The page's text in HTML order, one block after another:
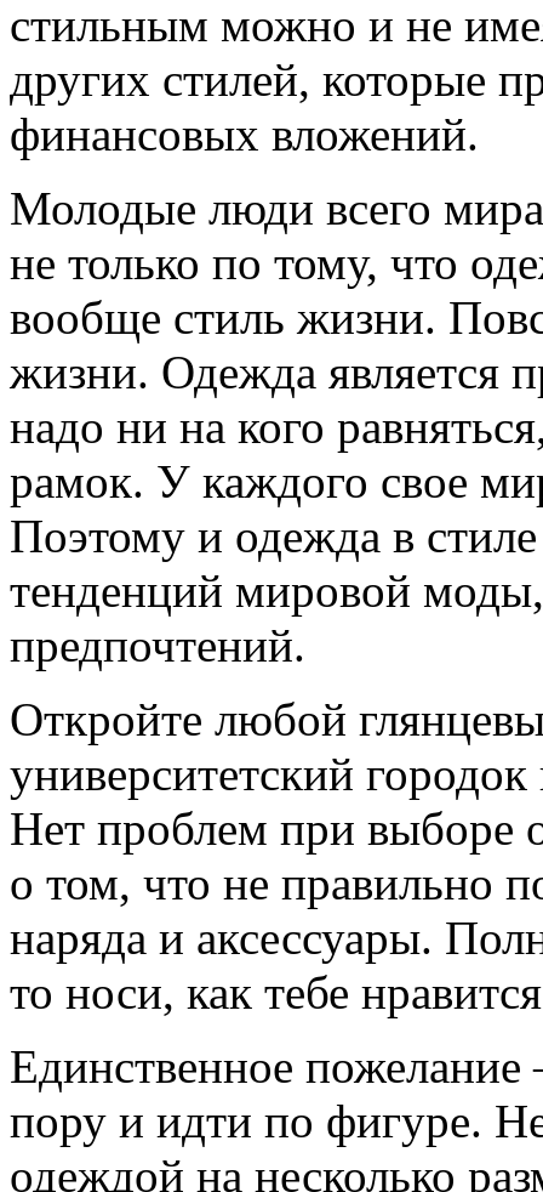
стильным можно и не
других стилей, которые
финансовых вложений.
Молодые люди всего
не только по тому, что
вообще стиль жизни.
жизни. Одежда является
надо ни на кого
рамок. У каждого свое
Поэтому и одежда в
тенденций мировой
предпочтений.
Откройте любой
университетский
Нет проблем при выборе
о том, что не правильно
наряда и аксессуары.
то носи, как тебе
Единственное
пору и идти по фигуре.
одеждой на несколько